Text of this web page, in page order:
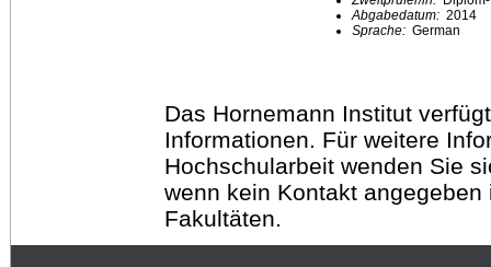
Abgabedatum: 2014
Sprache: German
Das Hornemann Institut
Informationen. Für weitere
Hochschularbeit wenden Sie
wenn kein Kontakt
Fakultäten.